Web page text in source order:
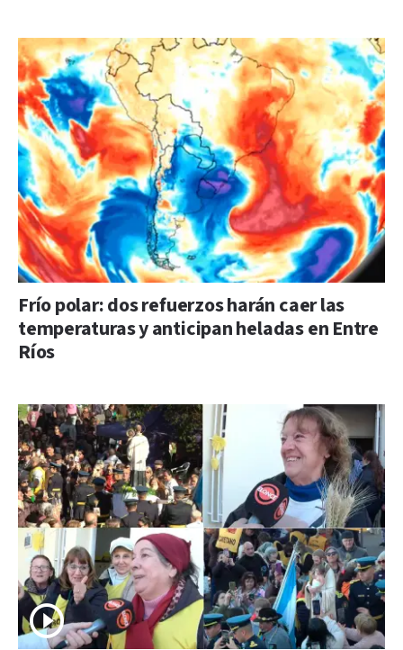
Frío polar: dos refuerzos harán caer las
temperaturas y anticipan heladas en Entre
Ríos